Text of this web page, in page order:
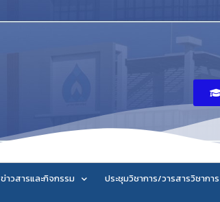
ข่าวสารและกิจกรรม ประชุมวิชาการ/วารสารวิชาการ